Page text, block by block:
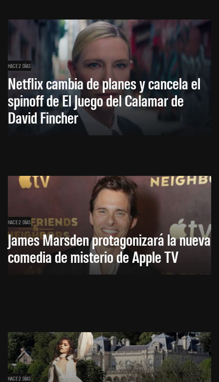
HACE 2 DÍAS
Netflix cambia de planes y cancela el
spinoff de El Juego del Calamar de
David Fincher
HACE 2 DÍAS
James Marsden protagonizará la nueva
comedia de misterio de Apple TV
HACE 2 DÍAS